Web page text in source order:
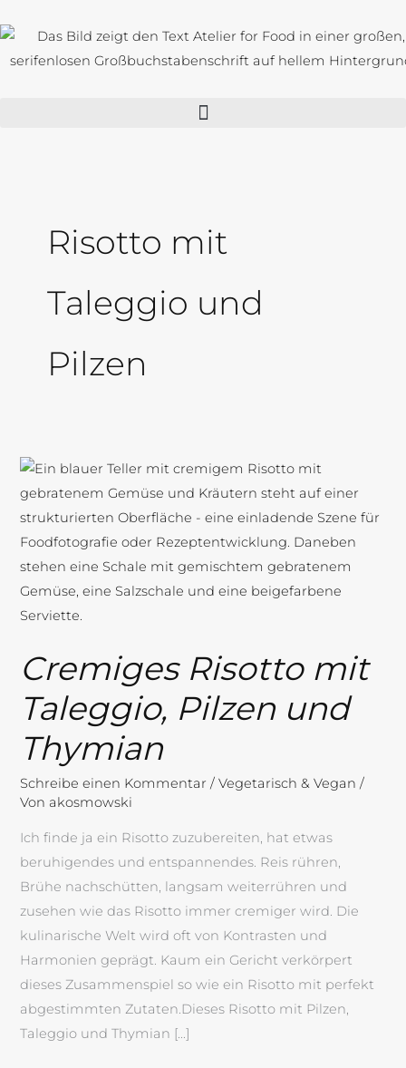
Inhalt
springen
Risotto mit
Taleggio und
Pilzen
Cremiges Risotto mit
Taleggio, Pilzen und
Thymian
Schreibe einen Kommentar /Vegetarisch & Vegan /
Von akosmowski
Ich finde ja ein Risotto zuzubereiten, hat etwas
beruhigendes und entspannendes. Reis rühren,
Brühe nachschütten, langsam weiterrühren und
zusehen wie das Risotto immer cremiger wird. Die
kulinarische Welt wird oft von Kontrasten und
Harmonien geprägt. Kaum ein Gericht verkörpert
dieses Zusammenspiel so wie ein Risotto mit perfekt
abgestimmten Zutaten.Dieses Risotto mit Pilzen,
Taleggio und Thymian […]
Cremiges
Risotto
mit
Taleggio,
Pilzen
und
Thymian